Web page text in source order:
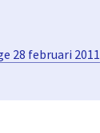
28 februari 2011